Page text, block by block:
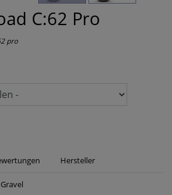
C:62 Pro
pro
Hersteller